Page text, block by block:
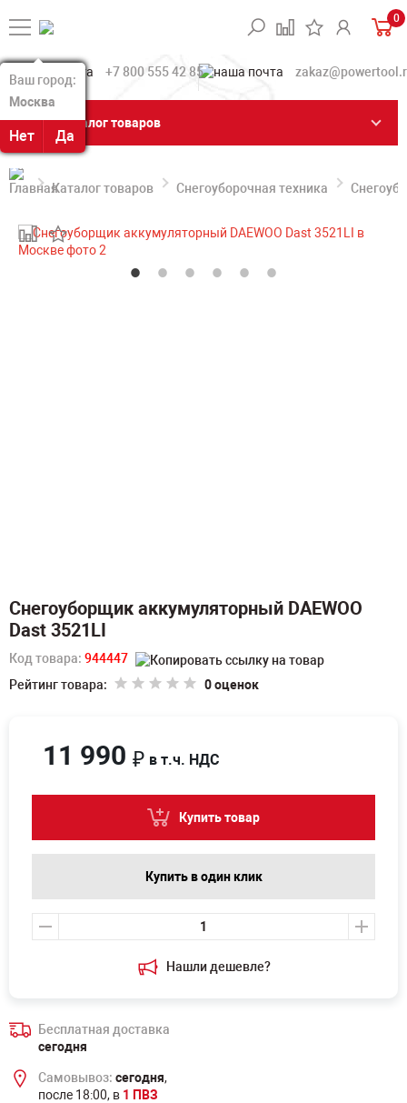
Ваш город:
Москва
Нет Да
Ваш город:
Москва
Нет Да
0
+7 800 555 42 85
Каталог товаров
Каталог товаров Снегоуборочная техника
Снегоуборщик аккумуляторный DAEWOO
Dast 3521LI
Код товара: 944447
Рейтинг товара:
0 оценок
Нашли дешевле?
11 990 ₽ в т.ч. НДС
Купить товар
Купить в один клик
Бесплатная доставка
сегодня
Самовывоз: сегодня,
после 18:00, в 1 ПВЗ